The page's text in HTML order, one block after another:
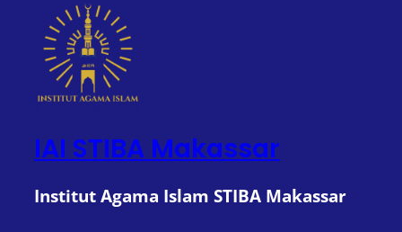
IAI STIBA Makassar
Institut Agama Islam STIBA Makassar